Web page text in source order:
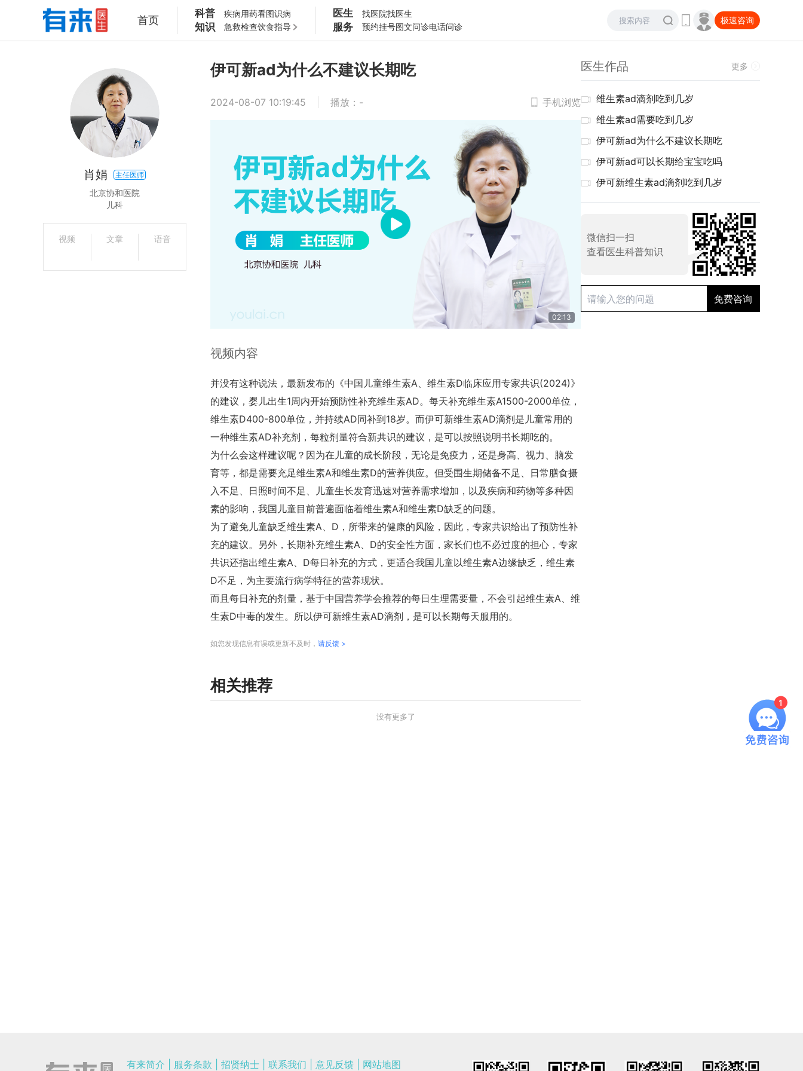
首页
科普
知识
疾病用药看图识病
急救检查饮食指导
医生
服务
找医院找医生
预约挂号图文问诊电话问诊
极速咨询
肖娟 主任医师
北京协和医院
儿科
视频 文章 语音
伊可新ad为什么不建议长期吃
2024-08-07 10:19:45 播放 ： - 手机浏览
02:13
视频内容
并没有这种说法，最新发布的《中国儿童维生素A、维生素D临床应用专家共识(2024)》
的建议，婴儿出生1周内开始预防性补充维生素AD。每天补充维生素A1500-2000单位，
维生素D400-800单位，并持续AD同补到18岁。而伊可新维生素AD滴剂是儿童常用的
一种维生素AD补充剂，每粒剂量符合新共识的建议，是可以按照说明书长期吃的。
为什么会这样建议呢？因为在儿童的成长阶段，无论是免疫力，还是身高、视力、脑发
育等，都是需要充足维生素A和维生素D的营养供应。但受围生期储备不足、日常膳食摄
入不足、日照时间不足、儿童生长发育迅速对营养需求增加，以及疾病和药物等多种因
素的影响，我国儿童目前普遍面临着维生素A和维生素D缺乏的问题。
为了避免儿童缺乏维生素A、D，所带来的健康的风险，因此，专家共识给出了预防性补
充的建议。另外，长期补充维生素A、D的安全性方面，家长们也不必过度的担心，专家
共识还指出维生素A、D每日补充的方式，更适合我国儿童以维生素A边缘缺乏，维生素
D不足，为主要流行病学特征的营养现状。
而且每日补充的剂量，基于中国营养学会推荐的每日生理需要量，不会引起维生素A、维
生素D中毒的发生。所以伊可新维生素AD滴剂，是可以长期每天服用的。
如您发现信息有误或更新不及时， 请反馈 >
相关推荐
没有更多了
医生作品 更多
维生素ad滴剂吃到几岁
维生素ad需要吃到几岁
伊可新ad为什么不建议长期吃
伊可新ad可以长期给宝宝吃吗
伊可新维生素ad滴剂吃到几岁
微信扫一扫
查看医生科普知识
有来简介 服务条款 招贤纳士 联系我们 意见反馈 网站地图